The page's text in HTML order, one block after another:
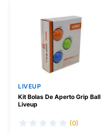
LIVEUP
Kit Bolas De Aperto Grip Ball
Liveup
(0)